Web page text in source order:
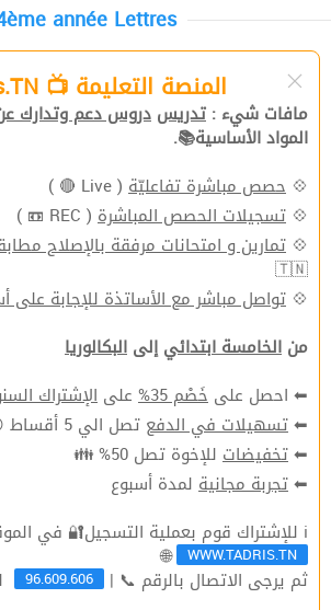
année Lettres
المنصة التعليمة 📺 Tadris.TN
مافات شيء : تدريس دروس دعم وتدارك
المواد الأساسية📚.
💠 حصص مباشرة تفاعليّة ( Live 🔴 )
💠 تسجيلات الحصص المباشرة ( REC 📼 )
💠 تمارين و امتحانات مرفقة بالإصلاح
🇹🇳
💠 تواصل مباشر مع الأساتذة للإجابة على
من الخامسة ابتدائي إلى البكالوريا
⬅ احصل على خَصْم 35% على الإشتراك
⬅تسهيلات في الدفع تصل الي 5 أقساط 😍
⬅تخفيضات للإخوة تصل 50% 👪
⬅تجربة مجانية لمدة أسبوع
ℹ للإشتراك قوم بعملية التسجيل🔐 في الموقع |
WWW.TADRIS.TN
🌐
ثم يرجى الاتصال بالرقم 📞 | 96.609.606